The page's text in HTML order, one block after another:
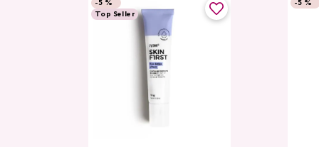
-5 %
Top Seller
-5 %